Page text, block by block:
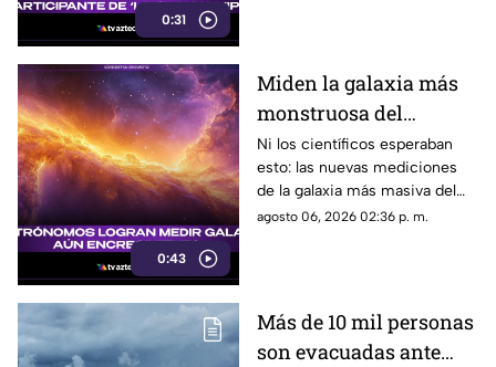
0:31
0:43
Miden la galaxia más
monstruosa del
universo y descubren
algo aterrador: no para
de comer
Ni los científicos esperaban
esto: las nuevas mediciones
de la galaxia más masiva del
cosmos revelan que no para de
agosto 06, 2026 02:36 p. m.
Más de 10 mil personas
son evacuadas ante